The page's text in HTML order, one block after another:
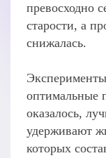
превосходно
старости, а
снижалась.
оптимальные
оказалось,
удерживают
которых